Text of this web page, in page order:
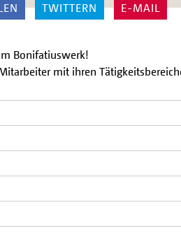
TWITTERN E-MAIL
Bonifatiuswerk!
mit ihren